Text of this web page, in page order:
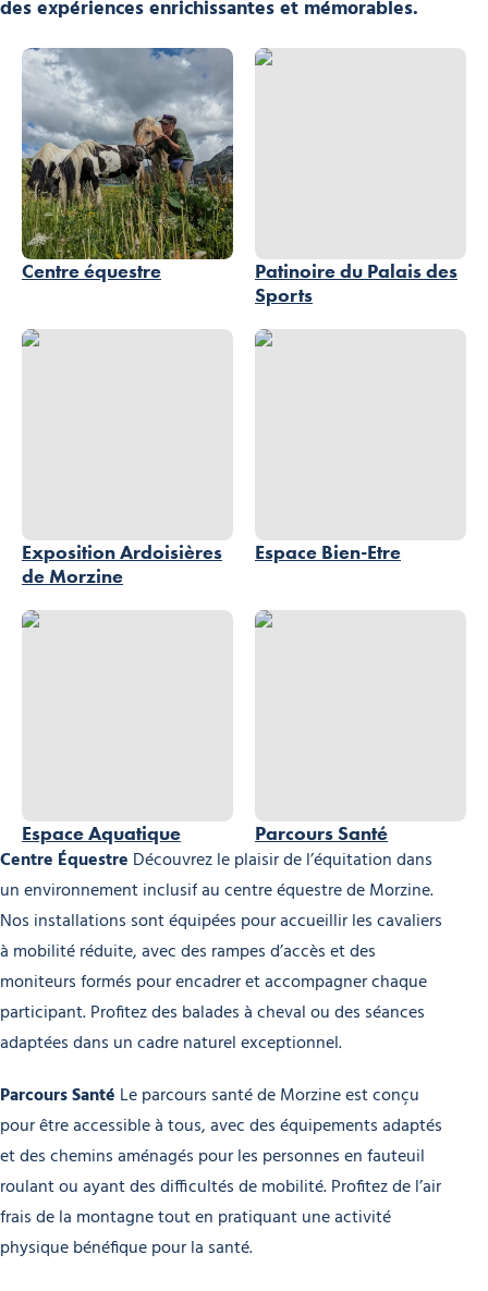
des expériences enrichissantes et mémorables.
Centre équestre
Patinoire du Palais des
Sports
Patinoire du Palais des Sports, ©
Exposition Ardoisières
de Morzine
Exposition Ardoisières de Morzine, © SIAC – Photographe A. BERGER
Espace Bien-Etre
Espace Bien-Etre, © OT Morzine
Espace Aquatique
Espace Aquatique, © Espace Aquatique de Morzine
Parcours Santé
Parcours Santé, © Lbm.Vision
Centre Équestre Découvrez le plaisir de l’équitation dans
un environnement inclusif au centre équestre de Morzine.
Nos installations sont équipées pour accueillir les cavaliers
à mobilité réduite, avec des rampes d’accès et des
moniteurs formés pour encadrer et accompagner chaque
participant. Profitez des balades à cheval ou des séances
adaptées dans un cadre naturel exceptionnel.
Parcours Santé Le parcours santé de Morzine est conçu
pour être accessible à tous, avec des équipements adaptés
et des chemins aménagés pour les personnes en fauteuil
roulant ou ayant des difficultés de mobilité. Profitez de l’air
frais de la montagne tout en pratiquant une activité
physique bénéfique pour la santé.